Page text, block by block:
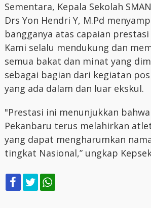
Sementara, Kepala Sekolah
Drs Yon Hendri Y, M.Pd
bangganya atas capaian prestasi
Kami selalu mendukung dan
semua bakat dan minat yang
sebagai bagian dari kegiatan
yang ada dalam dan luar ekskul.
"Prestasi ini menunjukkan bahwa
Pekanbaru terus melahirkan
yang dapat mengharumkan
tingkat Nasional,” ungkap